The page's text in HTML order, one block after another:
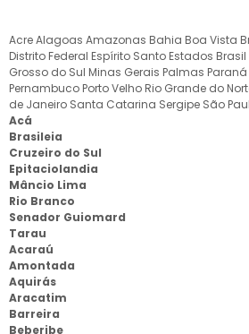
AcreAlagoas Amazonas Bahia Boa Vista
Distrito Federal Espírito Santo Estados Brasil
Grosso do Sul Minas Gerais Palmas Paraná
Pernambuco Porto Velho Rio Grande do
de Janeiro Santa Catarina Sergipe São
Acá
Brasileia
Cruzeiro do Sul
Epitaciolandia
Mâncio Lima
Rio Branco
Senador Guiomard
Tarau
Acaraú
Amontada
Aquirás
Aracatim
Barreira
Beberibe